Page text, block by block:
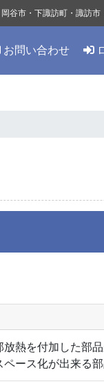
お問い合わせ
谷市・下諏訪町・諏訪市
熱を付加した部品
ース化が出来る部